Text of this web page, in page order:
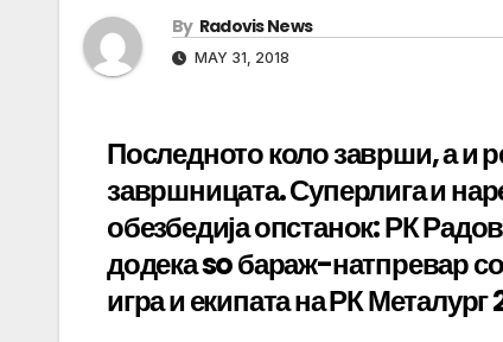
By Radovis News
MAY 31, 2018
Последното коло заврши, а и
завршницата. Суперлига и
обезбедија опстанок: РК
додека so бараж-натпревар
игра и екипата на РК Металург